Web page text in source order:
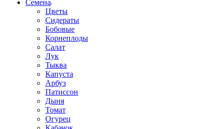
Семена
Цветы
Сидераты
Бобовые
Корнеплоды
Салат
Лук
Тыква
Капуста
Арбуз
Патиссон
Дыня
Томат
Огурец